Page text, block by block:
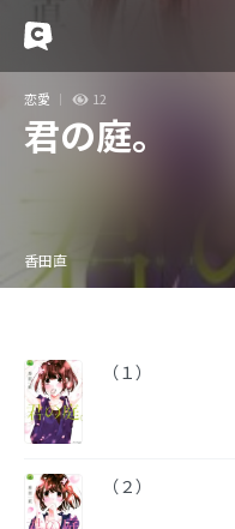
恋愛 12
君の庭。
香田直
（１）
（２）